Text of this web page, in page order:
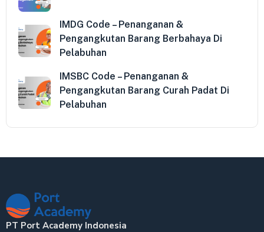
IMDG Code – Penanganan &
Pengangkutan Barang Berbahaya Di
Pelabuhan
IMSBC Code – Penanganan &
Pengangkutan Barang Curah Padat Di
Pelabuhan
PT Port Academy Indonesia